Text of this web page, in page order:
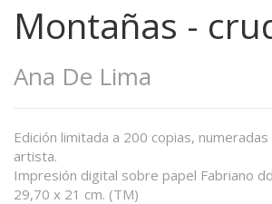
Montañas -
Ana De Lima
Edición limitada a 200 copias,
artista.
Impresión digital sobre papel Fabriano
29,70 x 21 cm. (TM)